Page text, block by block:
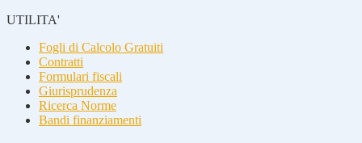
UTILITA'
Fogli di Calcolo Gratuiti
Contratti
Formulari fiscali
Giurisprudenza
Ricerca Norme
Bandi finanziamenti